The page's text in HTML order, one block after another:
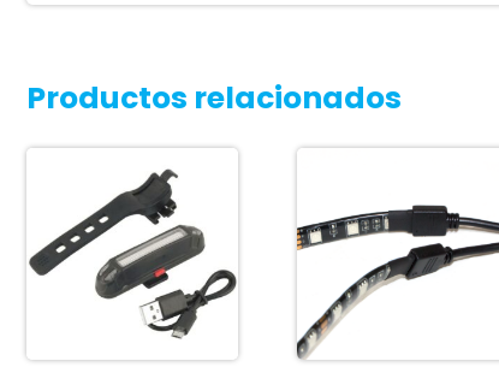
Productos relacionados